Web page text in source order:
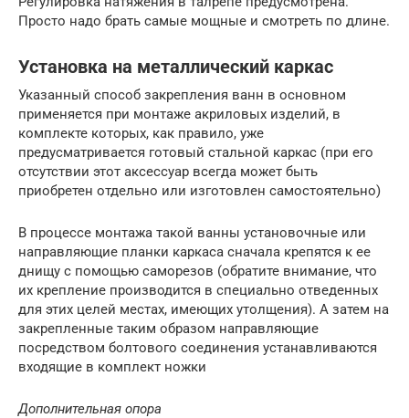
Просто надо брать самые мощные и смотреть по длине.
Установка на металлический каркас
Указанный способ закрепления ванн в основном
применяется при монтаже акриловых изделий, в
комплекте которых, как правило, уже
предусматривается готовый стальной каркас (при его
отсутствии этот аксессуар всегда может быть
приобретен отдельно или изготовлен самостоятельно)
В процессе монтажа такой ванны установочные или
направляющие планки каркаса сначала крепятся к ее
днищу с помощью саморезов (обратите внимание, что
их крепление производится в специально отведенных
для этих целей местах, имеющих утолщения). А затем на
закрепленные таким образом направляющие
посредством болтового соединения устанавливаются
входящие в комплект ножки
Дополнительная опора